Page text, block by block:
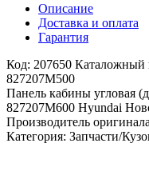
Описание
Доставка и оплата
Гарантия
Код: 207650 Каталожный
827207M500
Панель кабины угловая
827207M600 Hyundai
Производитель
Категория: Запчасти/